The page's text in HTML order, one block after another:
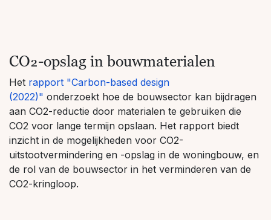
CO₂-opslag in bouwmaterialen
Het rapport "Carbon-based design
(2022)" onderzoekt hoe de bouwsector kan bijdragen
aan CO2-reductie door materialen te gebruiken die
CO2 voor lange termijn opslaan. Het rapport biedt
inzicht in de mogelijkheden voor CO2-
uitstootvermindering en -opslag in de woningbouw, en
de rol van de bouwsector in het verminderen van de
CO2-kringloop.